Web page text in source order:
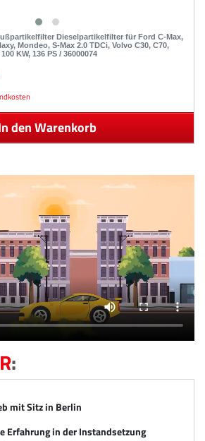
Dieselpartikelfilter für Ford C-Max,
Mondeo, S-Max 2.0 TDCi, Volvo C30, C70,
KW, 136 PS / 36000074
den Warenkorb
:
mit Sitz in Berlin
Erfahrung in der Instandsetzung